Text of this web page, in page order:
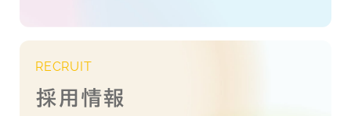
RECRUIT
採用情報